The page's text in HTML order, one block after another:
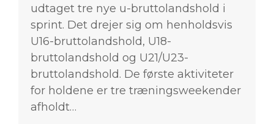
udtaget tre nye u-bruttolandshold i
sprint. Det drejer sig om henholdsvis
U16-bruttolandshold, U18-
bruttolandshold og U21/U23-
bruttolandshold. De første aktiviteter
for holdene er tre træningsweekender
afholdt…